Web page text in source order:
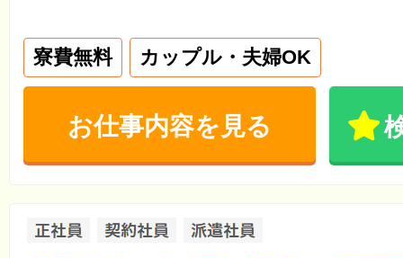
寮費無料 カップル・夫婦OK
お仕事内容を見る